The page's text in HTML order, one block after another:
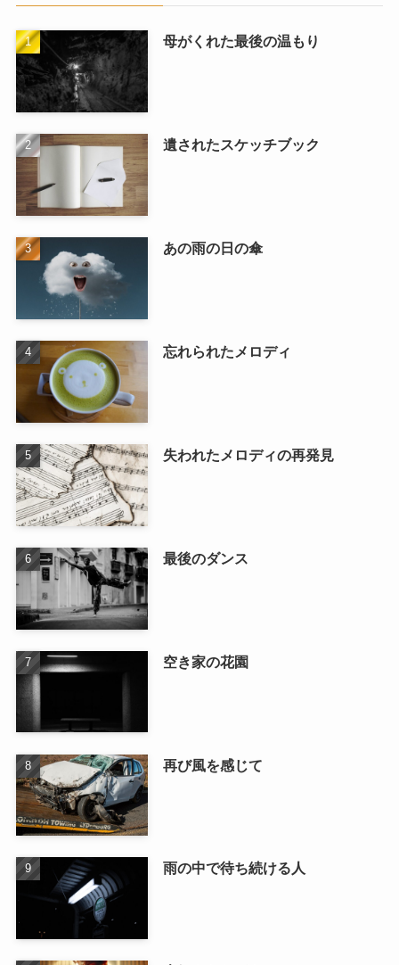
母がくれた最後の温もり
遺されたスケッチブック
あの雨の日の傘
忘れられたメロディ
失われたメロディの再発見
最後のダンス
空き家の花園
再び風を感じて
雨の中で待ち続ける人